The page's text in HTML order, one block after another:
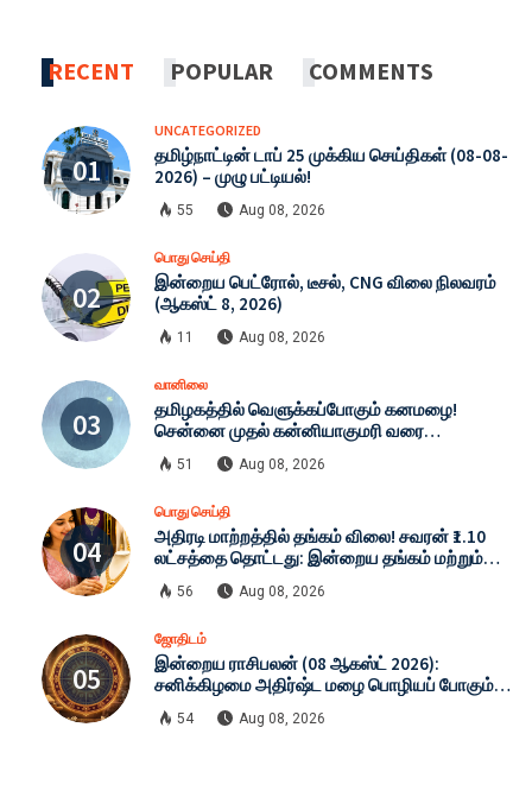
RECENT POPULAR COMMENTS
UNCATEGORIZED
தமிழ்நாட்டின் டாப் 25 முக்கிய செய்திகள் (08-08-
2026) – முழு பட்டியல்!
55 Aug 08, 2026
பொது செய்தி
இன்றைய பெட்ரோல், டீசல், CNG விலை நிலவரம்
(ஆகஸ்ட் 8, 2026)
11 Aug 08, 2026
வானிலை
தமிழகத்தில் வெளுக்கப்போகும் கனமழை!
சென்னை முதல் கன்னியாகுமரி வரை
எச்சரிக்கை: இன்றைய முழு வானிலை நிலவரம்
(08-08-2026)
51 Aug 08, 2026
பொது செய்தி
அதிரடி மாற்றத்தில் தங்கம் விலை! சவரன் ₹1.10
லட்சத்தை தொட்டது: இன்றைய தங்கம் மற்றும்
வெள்ளி விலை முழு விபரம் (08-08-2026)
56 Aug 08, 2026
ஜோதிடம்
இன்றைய ராசிபலன் (08 ஆகஸ்ட் 2026):
சனிக்கிழமை அதிர்ஷ்ட மழை பொழியப் போகும்
ராசிகள் எவை? முழு விவரம்!
54 Aug 08, 2026